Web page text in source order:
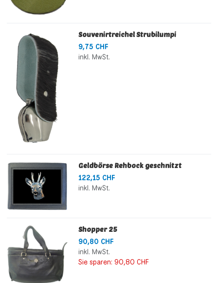
Souvenirtreichel Strubilumpi
9,75 CHF
inkl. MwSt.
Geldbörse Rehbock geschnitzt
122,15 CHF
inkl. MwSt.
Shopper 25
90,80 CHF
inkl. MwSt.
Sie sparen: 90,80 CHF